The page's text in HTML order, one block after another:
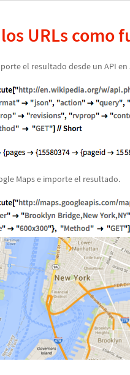
URLs como
el resultado desde un API en
Maps e importe el resultado.